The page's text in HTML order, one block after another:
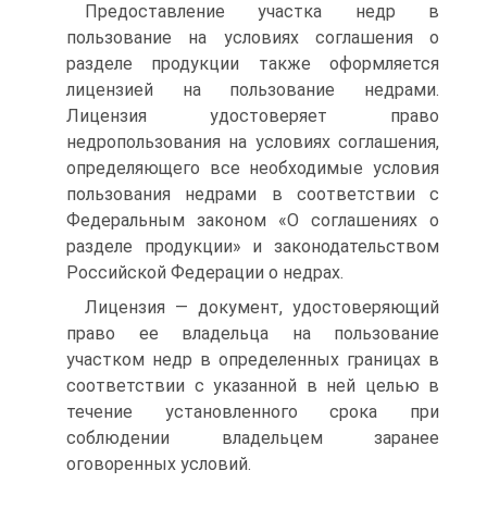
Предоставление участка недр в
пользование на условиях соглашения о
разделе продукции также оформляется
лицензией на пользование недрами.
Лицензия удостоверяет право
недропользования на условиях соглашения,
определяющего все необходимые условия
пользования недрами в соответствии с
Федеральным законом «О соглашениях о
разделе продукции» и законодательством
Российской Федерации о недрах.
Лицензия — документ, удостоверяющий
право ее владельца на пользование
участком недр в определенных границах в
соответствии с указанной в ней целью в
течение установленного срока при
соблюдении владельцем заранее
оговоренных условий.